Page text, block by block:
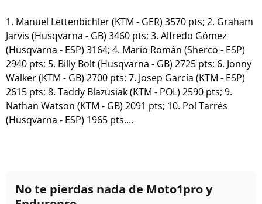
1. Manuel Lettenbichler (KTM - GER) 3570 pts; 2. Graham
Jarvis (Husqvarna - GB) 3460 pts; 3. Alfredo Gómez
(Husqvarna - ESP) 3164; 4. Mario Román (Sherco - ESP)
2940 pts; 5. Billy Bolt (Husqvarna - GB) 2725 pts; 6. Jonny
Walker (KTM - GB) 2700 pts; 7. Josep García (KTM - ESP)
2615 pts; 8. Taddy Blazusiak (KTM - POL) 2590 pts; 9.
Nathan Watson (KTM - GB) 2091 pts; 10. Pol Tarrés
(Husqvarna - ESP) 1965 pts....
No te pierdas nada de Moto1pro y